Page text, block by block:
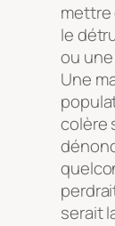
mettre
le
ou
Une
colère
serait